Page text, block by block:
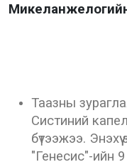
Таазны
Систиний
бүтээжээ.
"Генесис"-ийн